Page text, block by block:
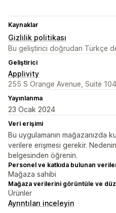
Kaynaklar
Gizlilik politikası
Bu geliştirici doğrudan Türkçe
Geliştirici
Applivity
255 S Orange Avenue, Suite
Yayınlanma
23 Ocak 2024
Veri erişimi
Bu uygulamanın mağazanızda
verilere erişmesi gerekir.
belgesinden öğrenin.
Personel ve katkıda bulunan
Mağaza sahibi
Mağaza verilerini görüntüle ve
Ürünler
Ayrıntıları inceleyin